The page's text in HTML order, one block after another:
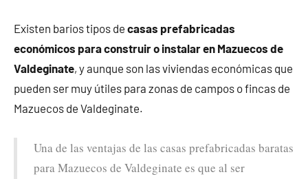
Existen barios tipos de casas prefabricadas
económicos para construir o instalar en Mazuecos de
Valdeginate, y aunque son las viviendas económicas que
pueden ser muy útiles para zonas de campos o fincas de
Mazuecos de Valdeginate.
Una de las ventajas de las casas prefabricadas baratas
para Mazuecos de Valdeginate es que al ser